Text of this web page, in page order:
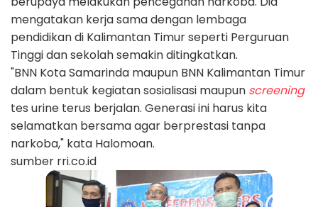
mengatakan kerja sama dengan lembaga
pendidikan di Kalimantan Timur seperti Perguruan
Tinggi dan sekolah semakin ditingkatkan.
"BNN Kota Samarinda maupun BNN Kalimantan Timur
dalam bentuk kegiatan sosialisasi maupun screening
tes urine terus berjalan. Generasi ini harus kita
selamatkan bersama agar berprestasi tanpa
narkoba," kata Halomoan.
sumber rri.co.id